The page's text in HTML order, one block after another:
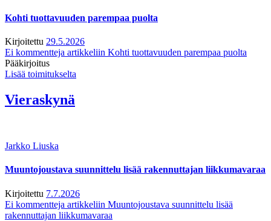
Kohti tuottavuuden parempaa puolta
Kirjoitettu 29.5.2026
Ei kommentteja artikkeliin Kohti tuottavuuden parempaa puolta
Pääkirjoitus
Lisää toimitukselta
Vieraskynä
Jarkko Liuska
Muuntojoustava suunnittelu lisää rakennuttajan liikkumavaraa
Kirjoitettu 7.7.2026
Ei kommentteja artikkeliin Muuntojoustava suunnittelu lisää
rakennuttajan liikkumavaraa